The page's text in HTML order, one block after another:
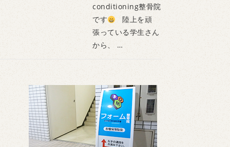
conditioning整骨院
です
陸上を頑
張っている学生さん
から、 …